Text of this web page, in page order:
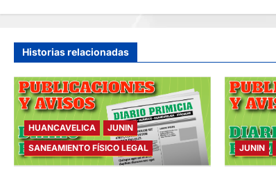
v
e
g
a
c
Historias relacionadas
HUANCAVELICA
JUNIN
SANEAMIENTO FÍSICO LEGAL
JUNIN